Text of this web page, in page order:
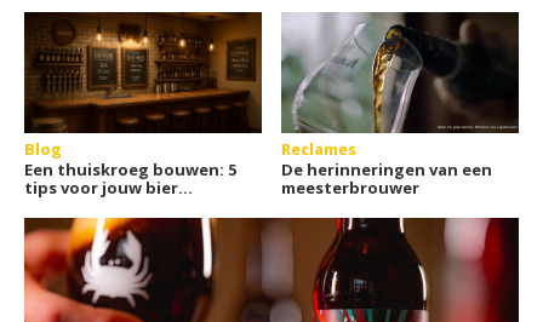
Blog
Een thuiskroeg bouwen: 5
tips voor jouw bier
Reclames
De herinneringen van een
meesterbrouwer